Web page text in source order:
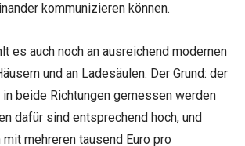
kommunizieren können.
es auch noch an ausreichend modernen
und an Ladesäulen. Der Grund: der
beide Richtungen gemessen werden
dafür sind entsprechend hoch, und
mit mehreren tausend Euro pro